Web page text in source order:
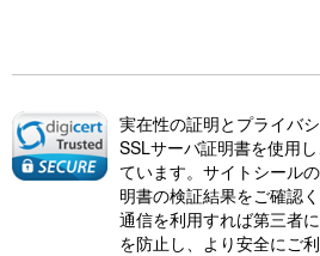
実在性の証明とプライバ
SSLサーバ証明書を使用
ています。サイトシール
明書の検証結果をご確認
通信を利用すれば第三者
を防止し、より安全にご